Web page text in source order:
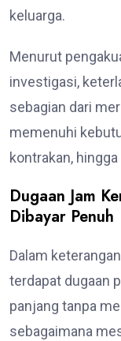
keluarga.
Menurut
investigasi,
sebagian dari
memenuhi
kontrakan,
Dugaan Jam
Dibayar Penuh
Dalam
terdapat dugaan
panjang tanpa
sebagaimana